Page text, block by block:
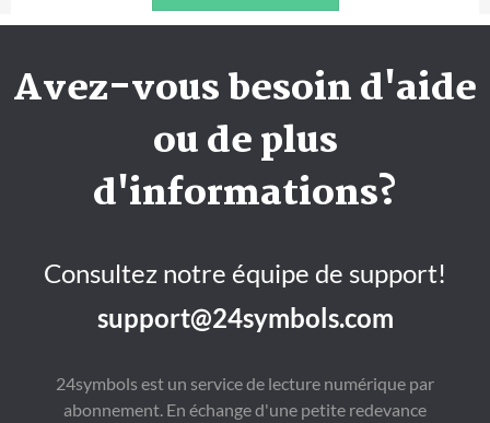
Avez-vous besoin d'aide
ou de plus
d'informations?
Consultez notre équipe de support!
support@24symbols.com
24symbols est un service de lecture numérique par
abonnement. En échange d'une petite redevance